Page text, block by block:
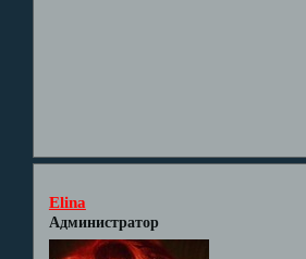
Elina
Администратор